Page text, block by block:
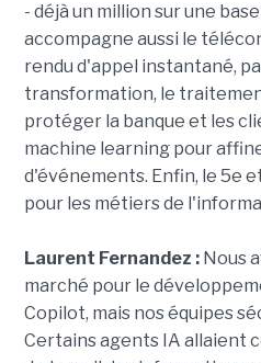
- déjà un million sur une
accompagne aussi le
rendu d'appel instantané,
transformation, le
protéger la banque et les
machine learning pour
d'événements. Enfin, le 5e
pour les métiers de
Laurent Fernandez :Nous
marché pour le
Copilot, mais nos équipes
Certains agents IA allaient